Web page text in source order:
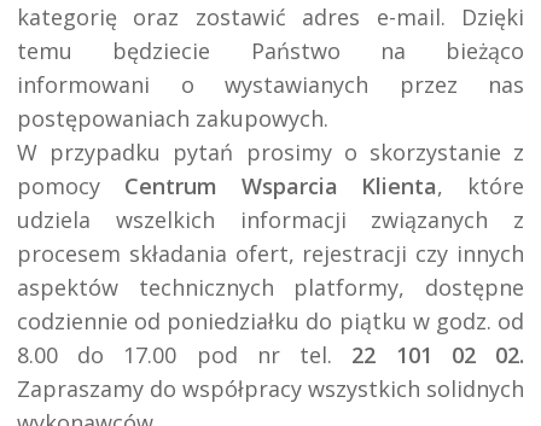
kategorię oraz zostawić adres e-mail. Dzięki
temu będziecie Państwo na bieżąco
informowani o wystawianych przez nas
postępowaniach zakupowych.
W przypadku pytań prosimy o skorzystanie z
pomocy Centrum Wsparcia Klienta, które
udziela wszelkich informacji związanych z
procesem składania ofert, rejestracji czy innych
aspektów technicznych platformy, dostępne
codziennie od poniedziałku do piątku w godz. od
8.00 do 17.00 pod nr tel. 22 101 02 02.
Zapraszamy do współpracy wszystkich solidnych